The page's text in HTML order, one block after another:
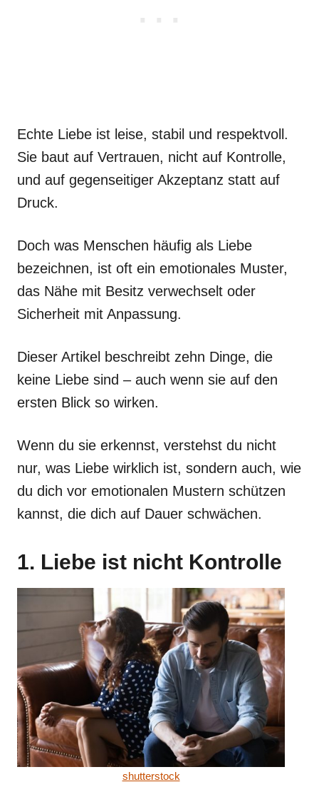
Echte Liebe ist leise, stabil und respektvoll.
Sie baut auf Vertrauen, nicht auf Kontrolle,
und auf gegenseitiger Akzeptanz statt auf
Druck.
Doch was Menschen häufig als Liebe
bezeichnen, ist oft ein emotionales Muster,
das Nähe mit Besitz verwechselt oder
Sicherheit mit Anpassung.
Dieser Artikel beschreibt zehn Dinge, die
keine Liebe sind – auch wenn sie auf den
ersten Blick so wirken.
Wenn du sie erkennst, verstehst du nicht
nur, was Liebe wirklich ist, sondern auch, wie
du dich vor emotionalen Mustern schützen
kannst, die dich auf Dauer schwächen.
1. Liebe ist nicht Kontrolle
shutterstock